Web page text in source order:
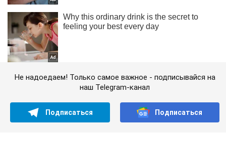
Не надоедаем! Только самое важное - подписывайся на
наш Telegram-канал
Подписаться Подписаться